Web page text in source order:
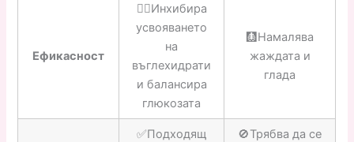
Ефикасност
👍🏼Инхибира
усвояването
на
въглехидрати
и балансира
глюкозата
🩻Намалява
жаждата и
глада
✅Подходящ
🚫Трябва да се